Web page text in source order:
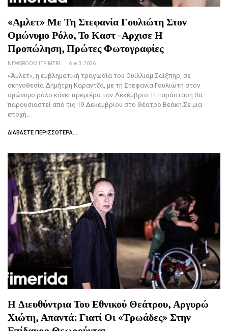
«Αμλετ» Με Τη Στεφανία Γουλιώτη Στον
Ομώνυμο Ρόλο, Το Καστ -Αρχισε Η
Προπώληση, Πρώτες Φωτογραφίες
Αυγ 3, 2026
«Άμλετ», η εμβληματική τραγωδία του Ουίλλιαμ Σαίξπηρ, σε
σκηνοθεσία Δημήτρη Καραντζά, με τη Στεφανία Γουλιώτη στον
ομώνυμο ρόλο κάνει πρεμιέρα τον Δεκέμβριο. Η παράσταση θα
παρουσιαστεί από τις 19 Δεκεμβρίου στο Θέατρο Βεάκη.Σε μια
εποχή…
ΔΙΑΒΆΣΤΕ ΠΕΡΙΣΣΌΤΕΡΑ...
Η Διευθύντρια Του Εθνικού Θεάτρου, Αργυρώ
Χιώτη, Απαντά: Γιατί Οι «Τρωάδες» Στην